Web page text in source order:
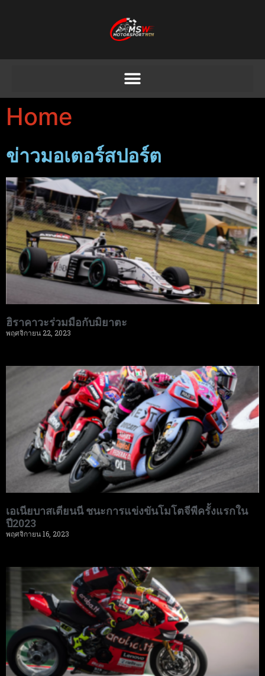
Home
ข่าวมอเตอร์สปอร์ต
ฮิราคาวะร่วมมือกับมิยาตะ
พฤศจิกายน 22, 2023
เอเนียบาสเตียนนี ชนะการแข่งขันโมโตจีพีครั้งแรกใน
ปี2023
พฤศจิกายน 16, 2023